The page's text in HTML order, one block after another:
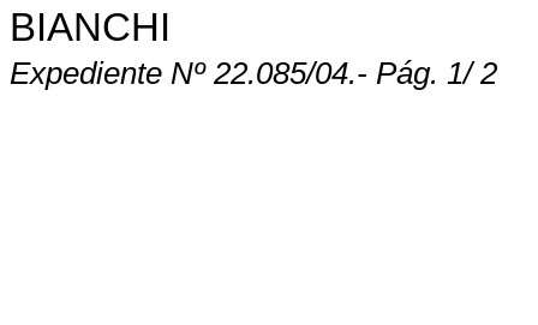
BIANCHI
Expediente Nº 22.085/04.- Pág. 1/ 2